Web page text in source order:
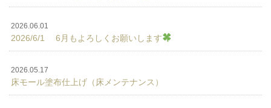
2026.06.01
2026/6/1 6月もよろしくお願いします
2026.05.17
床モール塗布仕上げ（床メンテナンス）